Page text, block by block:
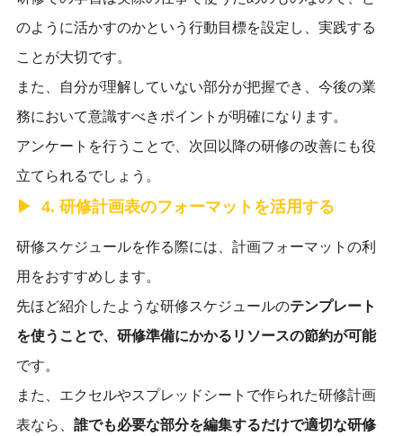
のように活かすのかという行動目標を設定し、実践する
ことが大切です。
また、自分が理解していない部分が把握でき、今後の業
務において意識すべきポイントが明確になります。
アンケートを行うことで、次回以降の研修の改善にも役
立てられるでしょう。
4. 研修計画表のフォーマットを活用する
研修スケジュールを作る際には、計画フォーマットの利
用をおすすめします。
先ほど紹介したような研修スケジュールのテンプレート
を使うことで、研修準備にかかるリソースの節約が可能
です。
また、エクセルやスプレッドシートで作られた研修計画
表なら、 誰でも必要な部分を編集するだけで適切な研修